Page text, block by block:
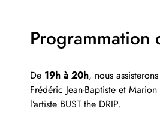
De 19h à 20h, nous
Frédéric Jean-Baptiste et
l’artiste BUST the DRIP.